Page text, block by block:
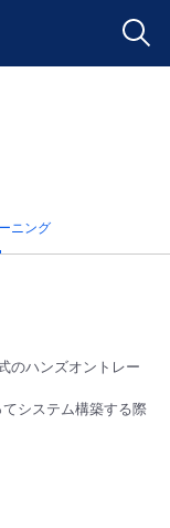
ニング​
のハンズオントレー
システム構築する際